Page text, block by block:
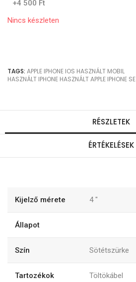
+4 500 Ft
Nincs készleten
TAGS: APPLE IPHONE IOS HASZNÁLT MOBIL
HASZNÁLT IPHONE HASZNÁLT APPLE IPHONE SE
RÉSZLETEK
ÉRTÉKELÉSEK
Kijelző mérete 4 "
Állapot
Szín Sötétszürke
Tartozékok Töltökábel